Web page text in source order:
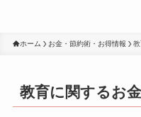
ホーム お金・節約術・お得情報
教育に関するお金